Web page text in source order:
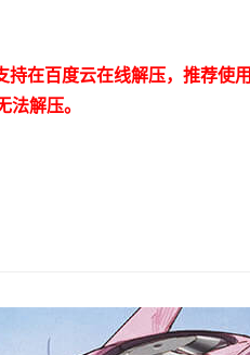
持在百度云在线解压，推荐使用
解压。